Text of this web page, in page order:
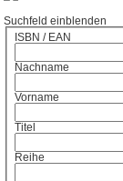
Suchfeld einblenden
ISBN / EAN
Nachname
Vorname
Titel
Reihe